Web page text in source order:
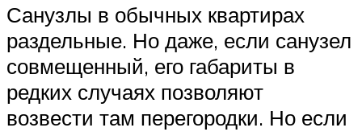
Санузлы в обычных квартирах
раздельные. Но даже, если санузел
совмещенный, его габариты в
редких случаях позволяют
возвести там перегородки. Но если